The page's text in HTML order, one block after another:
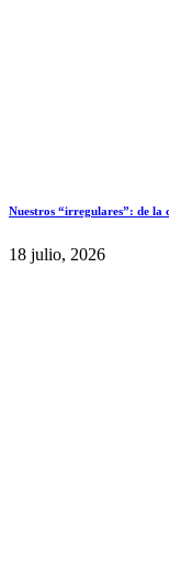
Nuestros “irregulares”: de
18 julio, 2026